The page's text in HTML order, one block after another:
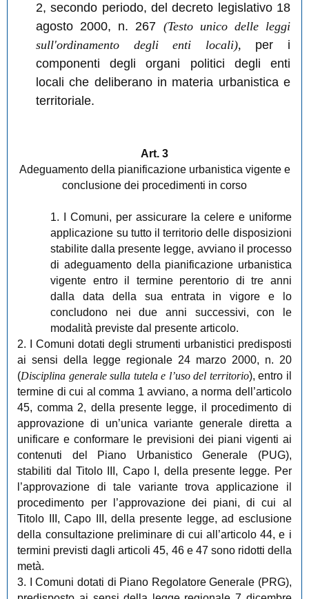
2, secondo periodo, del decreto legislativo 18
agosto 2000, n. 267 (Testo unico delle leggi
sull'ordinamento degli enti locali), per i
componenti degli organi politici degli enti
locali che deliberano in materia urbanistica e
territoriale.
Art. 3
Adeguamento della pianificazione urbanistica vigente e
conclusione dei procedimenti in corso
1. I Comuni, per assicurare la celere e uniforme
applicazione su tutto il territorio delle disposizioni
stabilite dalla presente legge, avviano il processo
di adeguamento della pianificazione urbanistica
vigente entro il termine perentorio di tre anni
dalla data della sua entrata in vigore e lo
concludono nei due anni successivi, con le
modalità previste dal presente articolo.
2. I Comuni dotati degli strumenti urbanistici predisposti
ai sensi della legge regionale 24 marzo 2000, n. 20
(Disciplina generale sulla tutela e l’uso del territorio), entro il
termine di cui al comma 1 avviano, a norma dell’articolo
45, comma 2, della presente legge, il procedimento di
approvazione di un’unica variante generale diretta a
unificare e conformare le previsioni dei piani vigenti ai
contenuti del Piano Urbanistico Generale (PUG),
stabiliti dal Titolo III, Capo I, della presente legge. Per
l’approvazione di tale variante trova applicazione il
procedimento per l’approvazione dei piani, di cui al
Titolo III, Capo III, della presente legge, ad esclusione
della consultazione preliminare di cui all’articolo 44, e i
termini previsti dagli articoli 45, 46 e 47 sono ridotti della
metà.
3. I Comuni dotati di Piano Regolatore Generale (PRG),